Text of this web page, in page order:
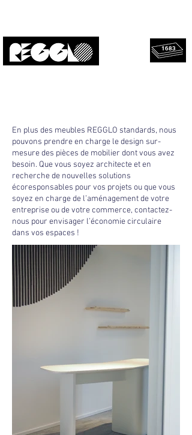
1683
En plus des meubles REGGLO standards, nous
pouvons prendre en charge le design sur-
mesure des pièces de mobilier dont vous avez
besoin. Que vous soyez architecte et en
recherche de nouvelles solutions
écoresponsables pour vos projets ou que vous
soyez en charge de l’aménagement de votre
entreprise ou de votre commerce, contactez-
nous pour envisager l’économie circulaire
dans vos espaces !